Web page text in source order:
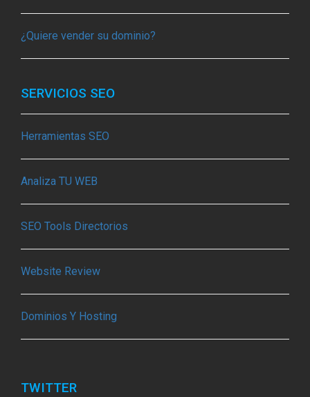
¿Quiere vender su dominio?
SERVICIOS SEO
Herramientas SEO
Analiza TU WEB
SEO Tools Directorios
Website Review
Dominios Y Hosting
TWITTER